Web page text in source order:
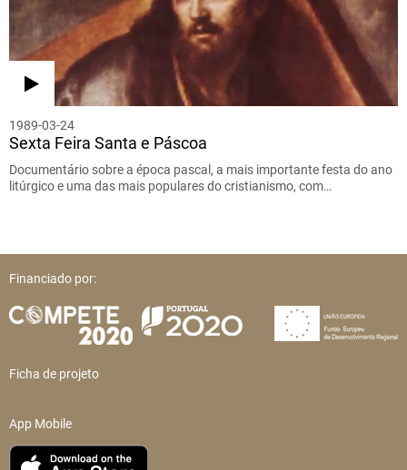
1989-03-24
Sexta Feira Santa e Páscoa
Documentário sobre a época pascal, a mais importante festa do ano
litúrgico e uma das mais populares do cristianismo, com…
Financiado por:
Ficha de projeto
App Mobile